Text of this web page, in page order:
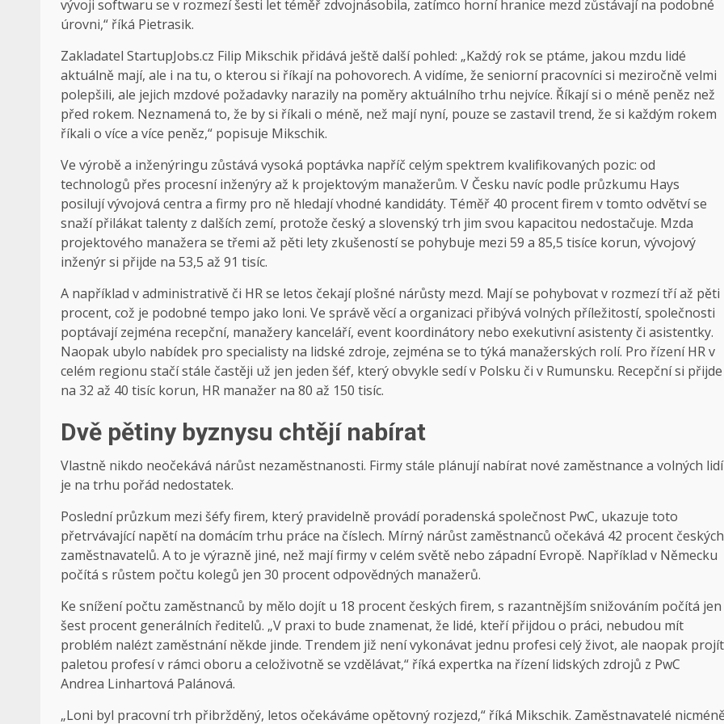
vývoji softwaru se v rozmezí šesti let téměř zdvojnásobila, zatímco horní hranice mezd zůstávají na podobné
úrovni,“ říká Pietrasik.
Zakladatel StartupJobs.cz Filip Mikschik přidává ještě další pohled: „Každý rok se ptáme, jakou mzdu lidé
aktuálně mají, ale i na tu, o kterou si říkají na pohovorech. A vidíme, že seniorní pracovníci si meziročně velmi
polepšili, ale jejich mzdové požadavky narazily na poměry aktuálního trhu nejvíce. Říkají si o méně peněz než
před rokem. Neznamená to, že by si říkali o méně, než mají nyní, pouze se zastavil trend, že si každým rokem
říkali o více a více peněz,“ popisuje Mikschik.
Ve výrobě a inženýringu zůstává vysoká poptávka napříč celým spektrem kvalifikovaných pozic: od
technologů přes procesní inženýry až k projektovým manažerům. V Česku navíc podle průzkumu Hays
posilují vývojová centra a firmy pro ně hledají vhodné kandidáty. Téměř 40 procent firem v tomto odvětví se
snaží přilákat talenty z dalších zemí, protože český a slovenský trh jim svou kapacitou nedostačuje. Mzda
projektového manažera se třemi až pěti lety zkušeností se pohybuje mezi 59 a 85,5 tisíce korun, vývojový
inženýr si přijde na 53,5 až 91 tisíc.
A například v administrativě či HR se letos čekají plošné nárůsty mezd. Mají se pohybovat v rozmezí tří až pěti
procent, což je podobné tempo jako loni. Ve správě věcí a organizaci přibývá volných příležitostí, společnosti
poptávají zejména recepční, manažery kanceláří, event koordinátory nebo exekutivní asistenty či asistentky.
Naopak ubylo nabídek pro specialisty na lidské zdroje, zejména se to týká manažerských rolí. Pro řízení HR v
celém regionu stačí stále častěji už jen jeden šéf, který obvykle sedí v Polsku či v Rumunsku. Recepční si přijde
na 32 až 40 tisíc korun, HR manažer na 80 až 150 tisíc.
Dvě pětiny byznysu chtějí nabírat
Vlastně nikdo neočekává nárůst nezaměstnanosti. Firmy stále plánují nabírat nové zaměstnance a volných lidí
je na trhu pořád nedostatek.
Poslední průzkum mezi šéfy firem, který pravidelně provádí poradenská společnost PwC, ukazuje toto
přetrvávající napětí na domácím trhu práce na číslech. Mírný nárůst zaměstnanců očekává 42 procent českých
zaměstnavatelů. A to je výrazně jiné, než mají firmy v celém světě nebo západní Evropě. Například v Německu
počítá s růstem počtu kolegů jen 30 procent odpovědných manažerů.
Ke snížení počtu zaměstnanců by mělo dojít u 18 procent českých firem, s razantnějším snižováním počítá jen
šest procent generálních ředitelů. „V praxi to bude znamenat, že lidé, kteří přijdou o práci, nebudou mít
problém nalézt zaměstnání někde jinde. Trendem již není vykonávat jednu profesi celý život, ale naopak projít
paletou profesí v rámci oboru a celoživotně se vzdělávat,“ říká expertka na řízení lidských zdrojů z PwC
Andrea Linhartová Palánová.
„Loni byl pracovní trh přibržděný, letos očekáváme opětovný rozjezd,“ říká Mikschik. Zaměstnavatelé